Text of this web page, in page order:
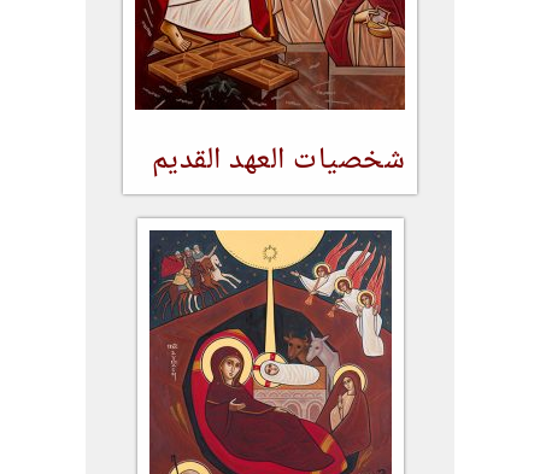
شخصيات العهد القديم